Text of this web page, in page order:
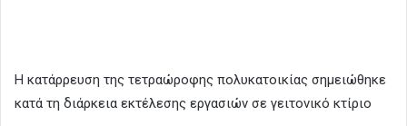
Η κατάρρευση της τετραώροφης πολυκατοικίας σημειώθηκε
κατά τη διάρκεια εκτέλεσης εργασιών σε γειτονικό κτίριο